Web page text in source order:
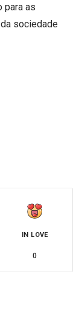
para as
sociedade
IN LOVE
0